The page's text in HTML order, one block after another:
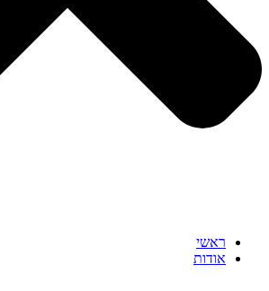
ראשי
אודות